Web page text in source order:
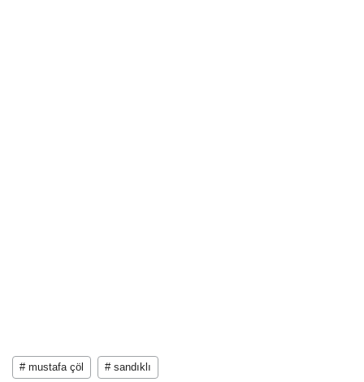
# mustafa çöl # sandıklı